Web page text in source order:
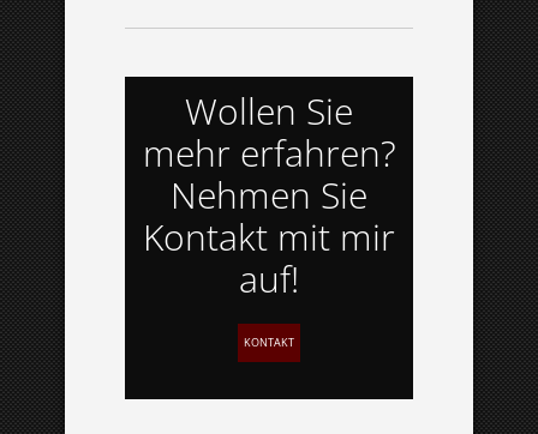
Wollen Sie
mehr erfahren?
Nehmen Sie
Kontakt mit mir
auf!
KONTAKT